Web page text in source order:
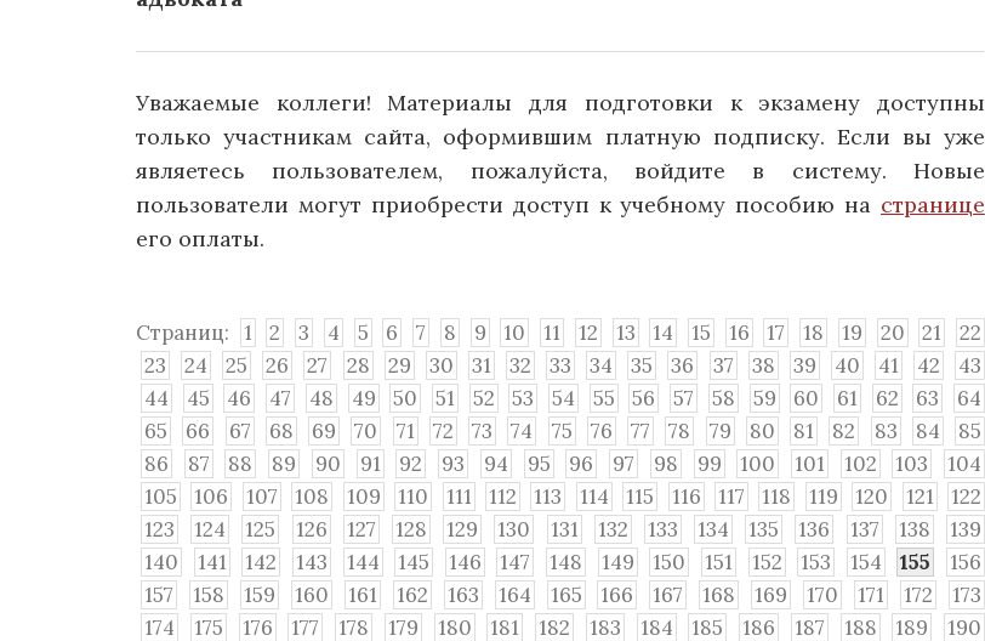
Уважаемые коллеги! Материалы для подготовки к экзамену доступны
только участникам сайта, оформившим платную подписку. Если вы уже
являетесь пользователем, пожалуйста, войдите в систему. Новые
пользователи могут приобрести доступ к учебному пособию на странице
его оплаты.
Страниц: 1 2 3 4 5 6 7 8 9 10 11 12 13 14 15 16 17 18 19 20 21
22
23
24 25 26 27 28 29 30 31 32 33 34 35 36 37 38 39 40 41 42
43
44
45 46 47 48 49 50 51 52 53 54 55 56 57 58 59 60 61 62 63
64
65
66 67 68 69 70 71 72 73 74 75 76 77 78 79 80 81 82 83 84
85
86
87 88 89 90 91 92 93 94 95 96 97 98 99 100 101 102 103
104
105
106 107 108 109 110 111 112 113 114 115 116 117 118 119 120 121
122
123
124 125 126 127 128 129 130 131 132 133 134 135 136 137 138
139
140
141 142 143 144 145 146 147 148 149 150 151 152 153 154 155
156
157
158 159 160 161 162 163 164 165 166 167 168 169 170 171 172
173
174
175 176 177 178 179 180 181 182 183 184 185 186 187 188 189
190